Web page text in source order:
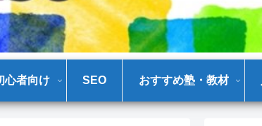
心者向け SEO おすすめ塾・教材